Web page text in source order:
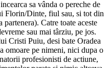
sa vânda o pereche de
Florin/Dinte, fiul sau, si tot din
partenera). Catre toate aceste
sau mai târziu, pe jos.
Cristi Puiu, desi bate Oradea
omoare pe nimeni, nici dupa o
profesionisti de actiune,